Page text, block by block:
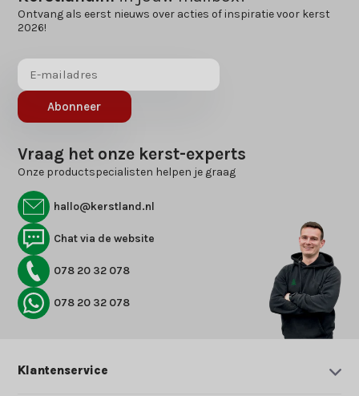
Ontvang als eerst nieuws over acties of inspiratie voor kerst
2026!
Abonneer
Vraag het onze kerst-experts
Onze productspecialisten helpen je graag
hallo@kerstland.nl
Chat via de website
078 20 32 078
078 20 32 078
Klantenservice